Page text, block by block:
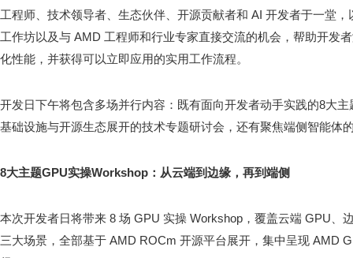
工程师、技术领导者、生态伙伴、开源贡献者和 AI 开发者于一堂
工作坊以及与 AMD 工程师和行业专家直接交流的机会，帮助开发
化性能，并获得可以立即应用的实用工作流程。
开发日下午将包含多场并行内容：既有面向开发者动手实践的8大
基础设施与开源生态展开的技术专题研讨会，还有聚焦端侧智能体
8大主题GPU实操Workshop ：从云端到边缘，再到端侧
本次开发者日将带来 8 场 GPU 实操 Workshop，覆盖云端 GPU、
三大场景，全部基于 AMD ROCm 开源平台展开，集中呈现 AMD